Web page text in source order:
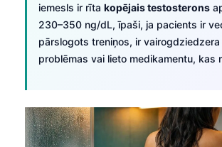
iemesls ir rīta kopējais testosterons
230–350 ng/dL, īpaši, ja pacients ir
pārslogots treniņos, ir vairogdziedzera
problēmas vai lieto medikamentu, kas
Bahasa Melayu
Tiếng Việt
ไทย
ဗမာစာ